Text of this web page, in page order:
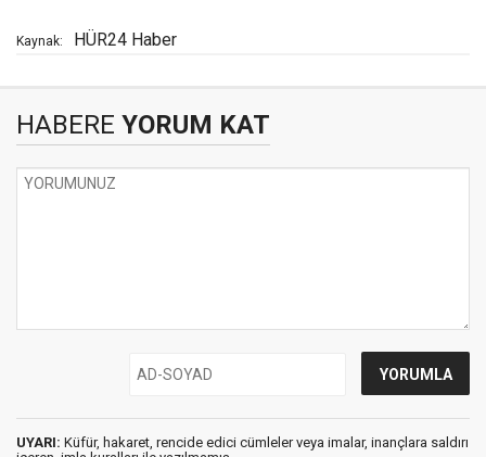
Kaynak: HÜR24 Haber
HABERE YORUM KAT
UYARI: Küfür, hakaret, rencide edici cümleler veya imalar, inançlara saldırı